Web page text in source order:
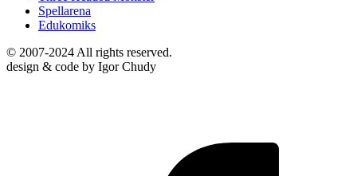
Spellarena
Edukomiks
© 2007-2024 All rights reserved.
design & code by Igor Chudy